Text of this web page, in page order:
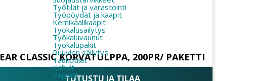
Työtilat ja varastointi
Työpöydät ja kaapit
Kemikaalikaapit
Työkalusäilytys
Työkaluvaunut
Työkalupakit
Ruuvien säilytys
Taukotilat
Kahvit
Paperit
EAR CLASSIC KORVATULPPA, 200PR/ PAKETTI
TUTUSTU JA TILAA